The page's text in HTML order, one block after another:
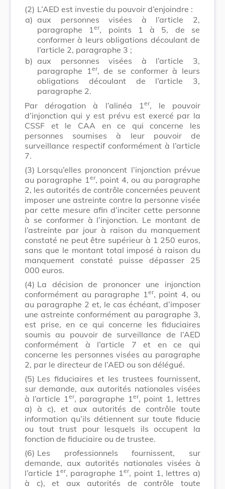
(2) L’AED est investie du pouvoir d’enjoindre :
a) aux personnes visées à l’article 2,
paragraphe 1er, points 1 à 5, de se
conformer à leurs obligations découlant de
l’article 2, paragraphe 3 ;
b) aux personnes visées à l’article 3,
paragraphe 1 er, de se conformer à leurs
obligations découlant de l’article 3,
paragraphe 2.
Par dérogation à l’alinéa 1 er, le pouvoir
d’injonction qui y est prévu est exercé par la
CSSF et le CAA en ce qui concerne les
personnes soumises à leur pouvoir de
surveillance respectif conformément à l’article
7.
(3) Lorsqu’elles prononcent l’injonction prévue
au paragraphe 1 er, point 4, ou au paragraphe
2, les autorités de contrôle concernées peuvent
imposer une astreinte contre la personne visée
par cette mesure afin d’inciter cette personne
à se conformer à l’injonction. Le montant de
l’astreinte par jour à raison du manquement
constaté ne peut être supérieur à 1 250 euros,
sans que le montant total imposé à raison du
manquement constaté puisse dépasser 25
000 euros.
(4) La décision de prononcer une injonction
conformément au paragraphe 1 er, point 4, ou
au paragraphe 2 et, le cas échéant, d’imposer
une astreinte conformément au paragraphe 3,
est prise, en ce qui concerne les fiduciaires
soumis au pouvoir de surveillance de l’AED
conformément à l’article 7 et en ce qui
concerne les personnes visées au paragraphe
2, par le directeur de l’AED ou son délégué.
(5) Les fiduciaires et les trustees fournissent,
sur demande, aux autorités nationales visées
à l’article 1 er, paragraphe 1 er, point 1, lettres
a) à c), et aux autorités de contrôle toute
information qu’ils détiennent sur toute fiducie
ou tout trust pour lesquels ils occupent la
fonction de fiduciaire ou de trustee.
(6) Les professionnels fournissent, sur
demande, aux autorités nationales visées à
l’article 1 er, paragraphe 1er, point 1, lettres a)
à c), et aux autorités de contrôle toute